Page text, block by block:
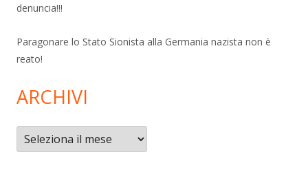
denuncia!!!
Paragonare lo Stato Sionista alla Germania nazista non è
reato!
ARCHIVI
Archivi